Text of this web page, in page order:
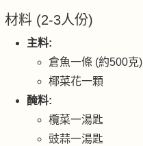
材料 (2-3人份)
主料:
倉魚一條 (約500克)
椰菜花一顆
醃料:
欖菜一湯匙
豉蒜一湯匙